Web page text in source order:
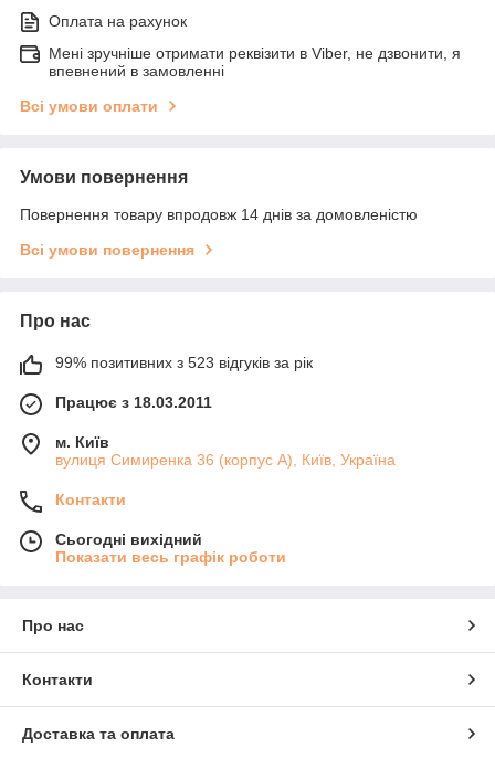
Оплата на рахунок
Мені зручніше отримати реквізити в Viber, не дзвонити, я
впевнений в замовленні
Всі умови оплати
Умови повернення
Повернення товару впродовж 14 днів за домовленістю
Всі умови повернення
Про нас
99% позитивних з 523 відгуків за рік
Працює з 18.03.2011
м. Київ
вулиця Симиренка 36 (корпус А), Київ, Україна
Контакти
Сьогодні вихідний
Показати весь графік роботи
Про нас
Контакти
Доставка та оплата